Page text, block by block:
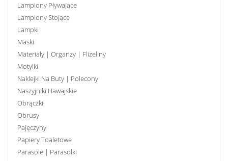
Lampiony Pływające
Lampiony Stojące
Lampki
Maski
Materiały | Organzy | Flizeliny
Motylki
Naklejki Na Buty | Polecony
Naszyjniki Hawajskie
Obrączki
Obrusy
Pajęczyny
Papiery Toaletowe
Parasole | Parasolki